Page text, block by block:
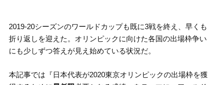
2019-20シーズンのワールドカップも既に3戦を終え、早くも
折り返しを迎えた。オリンピックに向けた各国の出場枠争い
にも少しずつ答えが見え始めている状況だ。
本記事では『日本代表が2020東京オリンピックの出場枠を獲